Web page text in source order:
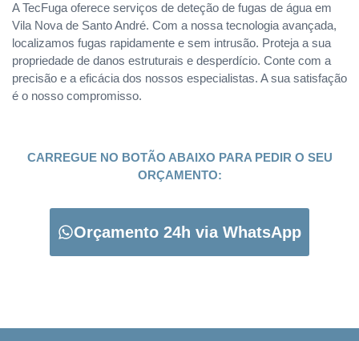
A TecFuga oferece serviços de deteção de fugas de água em
Vila Nova de Santo André. Com a nossa tecnologia avançada,
localizamos fugas rapidamente e sem intrusão. Proteja a sua
propriedade de danos estruturais e desperdício. Conte com a
precisão e a eficácia dos nossos especialistas. A sua satisfação
é o nosso compromisso.
CARREGUE NO BOTÃO ABAIXO PARA PEDIR O SEU
ORÇAMENTO:
Orçamento 24h via WhatsApp